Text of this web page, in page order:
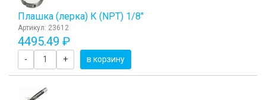
Плашка (лерка) К (NPT) 1/8"
Артикул: 23612
4495.49 ₽
- + в корзину